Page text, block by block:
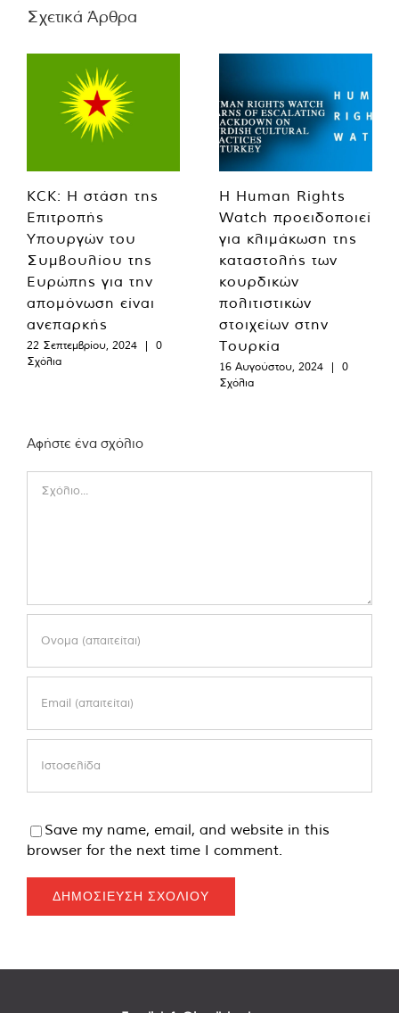
Σχετικά Άρθρα
KCK: Η στάση της
Επιτροπής
Υπουργών του
Συμβουλίου της
Ευρώπης για την
απομόνωση είναι
ανεπαρκής
22 Σεπτεμβρίου, 2024 |
0
Σχόλια
Η Human Rights
Watch προειδοποιεί
για κλιμάκωση της
καταστολής των
κουρδικών
πολιτιστικών
στοιχείων στην
Τουρκία
16 Αυγούστου, 2024 |
0
Σχόλια
Αφήστε ένα σχόλιο
Save my name, email, and website in this
browser for the next time I comment.